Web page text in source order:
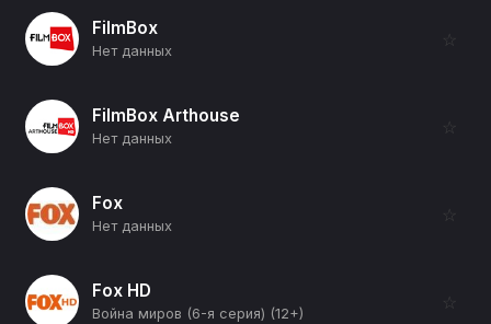
FilmBox
Нет данных
☆
FilmBox Arthouse
Нет данных
☆
Fox
Нет данных
☆
Fox HD
Война миров (6-я серия) (12+)
☆